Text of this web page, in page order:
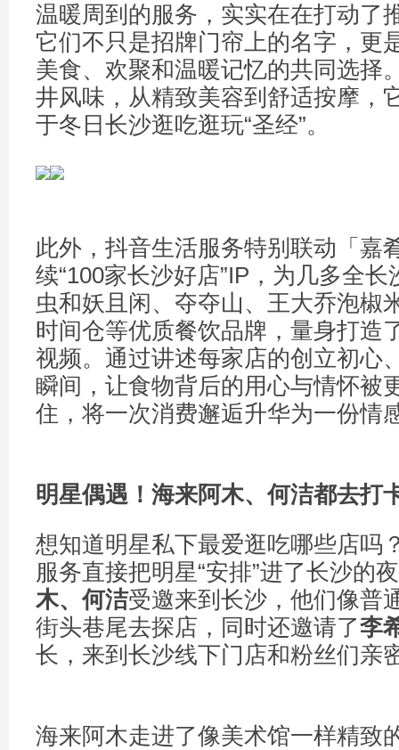
温暖周到的服务，实实在在打动了
它们不只是招牌门帘上的名字，更
美食、欢聚和温暖记忆的共同选择
井风味，从精致美容到舒适按摩，
于冬日长沙逛吃逛玩“圣经”。
此外，抖音生活服务特别联动「嘉
续“100家长沙好店”IP，为几多全
虫和妖且闲、夺夺山、王大乔泡椒
时间仓等优质餐饮品牌，量身打造
视频。通过讲述每家店的创立初心
瞬间，让食物背后的用心与情怀被
住，将一次消费邂逅升华为一份情
明星偶遇！海来阿木、何洁都去打
想知道明星私下最爱逛吃哪些店吗
服务直接把明星“安排”进了长沙的
木、何洁受邀来到长沙，他们像普
街头巷尾去探店，同时还邀请了李
长，来到长沙线下门店和粉丝们亲
海来阿木走进了像美术馆一样精致